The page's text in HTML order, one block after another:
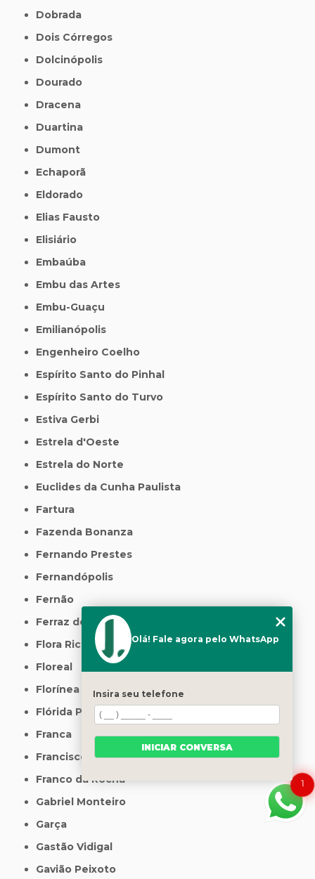
Dobrada
Dois Córregos
Dolcinópolis
Dourado
Dracena
Duartina
Dumont
Echaporã
Eldorado
Elias Fausto
Elisiário
Embaúba
Embu das Artes
Embu-Guaçu
Emilianópolis
Engenheiro Coelho
Espírito Santo do Pinhal
Espírito Santo do Turvo
Estiva Gerbi
Estrela d'Oeste
Estrela do Norte
Euclides da Cunha Paulista
Fartura
Fazenda Bonanza
Fernando Prestes
Fernandópolis
Fernão
Ferraz de Vasconcelos
Flora Rica
Floreal
Florínea
Flórida Paulista
Franca
Francisco Morato
Franco da Rocha
Gabriel Monteiro
Garça
Gastão Vidigal
Gavião Peixoto
1
Olá! Fale agora pelo WhatsApp
Insira seu telefone
INICIAR CONVERSA